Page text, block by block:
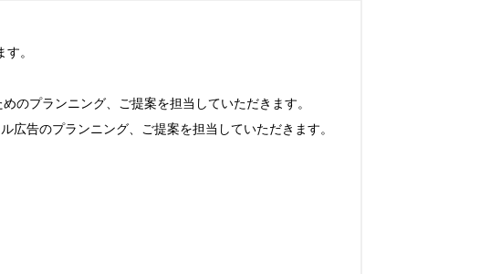
。
のプランニング、ご提案を担当していただきます。
広告のプランニング、ご提案を担当していただきます。